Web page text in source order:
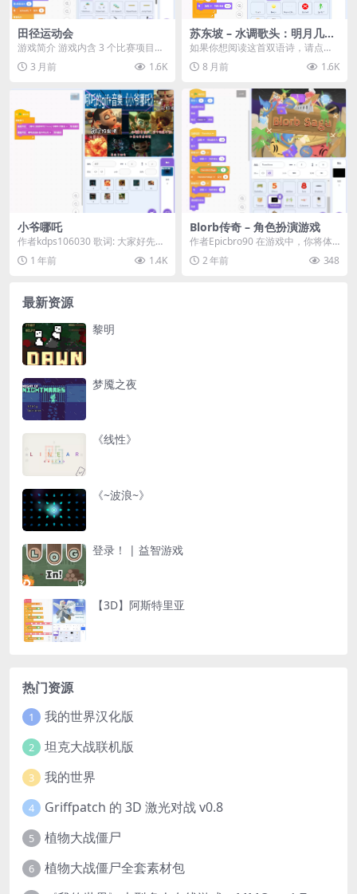
田径运动会
游戏简介 游戏内含 3 个比赛项目，
具体操作说明请查看游戏内指引。
比赛项目 跳...
3 月前 1.6K
苏东坡 – 水调歌头：明月几时
有
如果你想阅读这首双语诗，请点击
右上角的标签。 点击“X”按钮关闭。
背景音乐《古...
8 月前 1.6K
小爷哪吒
作者kdps106030 歌词: 大家好先自
我介绍一下 小爷哪吒记得倒茶 是这
陈...1 年前 1.4K
Blorb传奇 – 角色扮演游戏
作者Epicbro90 在游戏中，你将体
验到精美的画面、独特的剧情以及
多样的战斗...
2 年前 348
最新资源
黎明
梦魇之夜
《线性》
《~波浪~》
登录！ | 益智游戏
【3D】阿斯特里亚
热门资源
1 我的世界汉化版
2 坦克大战联机版
3 我的世界
4 Griffpatch 的 3D 激光对战 v0.8
5 植物大战僵尸
6 植物大战僵尸全套素材包